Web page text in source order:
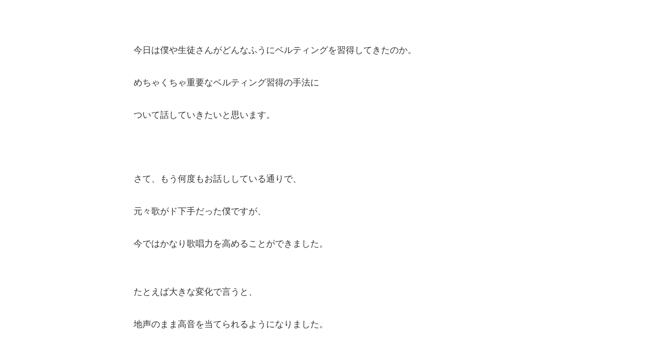
今日は僕や生徒さんがどんなふうにベルティングを習得してきたのか。
めちゃくちゃ重要なベルティング習得の手法に
ついて話していきたいと思います。
さて、もう何度もお話ししている通りで、
元々歌がド下手だった僕ですが、
今ではかなり歌唱力を高めることができました。
たとえば大きな変化で言うと、
地声のまま高音を当てられるようになりました。